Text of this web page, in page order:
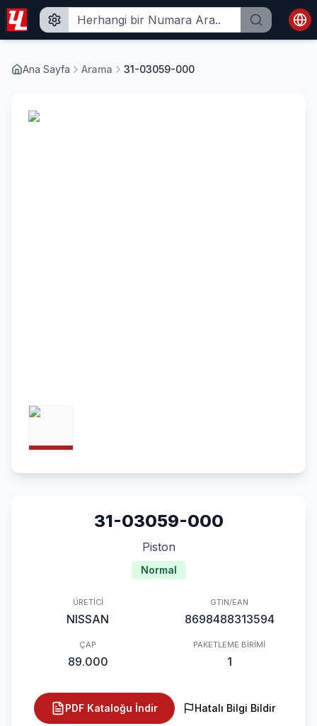
Ana Sayfa Arama 31-03059-000
31-03059-000
Piston
Normal
ÜRETICI
NISSAN
GTIN/EAN
8698488313594
ÇAP
89.000
PAKETLEME BIRIMI
1
PDF Kataloğu İndir Hatalı Bilgi Bildir